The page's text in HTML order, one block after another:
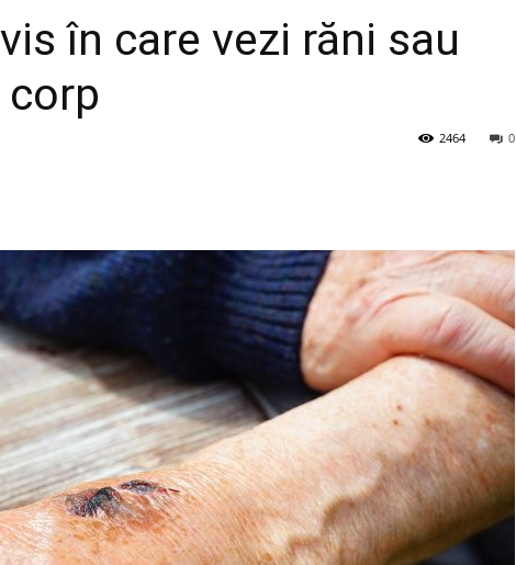
în care vezi răni sau
0
2464